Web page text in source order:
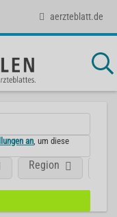
aerzteblatt.de
an , um diese
Region